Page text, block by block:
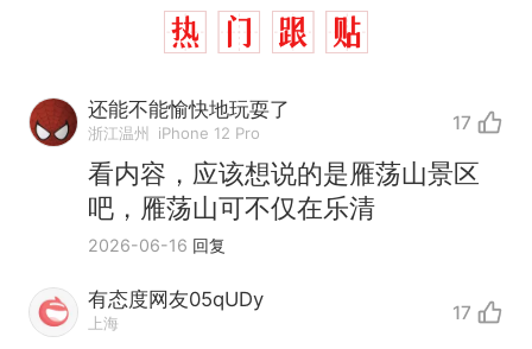
还能不能愉快地玩耍了
浙江温州 iPhone 12 Pro 17
看内容，应该想说的是雁荡山景区
吧，雁荡山可不仅在乐清
2026-06-16 回复
有态度网友05qUDy
上海 17